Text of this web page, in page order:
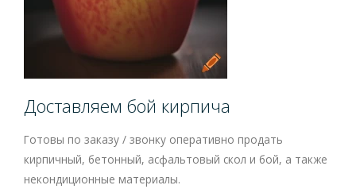
Доставляем бой кирпича
Готовы по заказу / звонку оперативно продать
кирпичный, бетонный, асфальтовый скол и бой, а также
некондиционные материалы.